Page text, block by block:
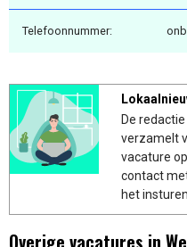
Telefoonnummer:
De
verzamelt
vacature
contact
het insturen.
Overige vacatures in